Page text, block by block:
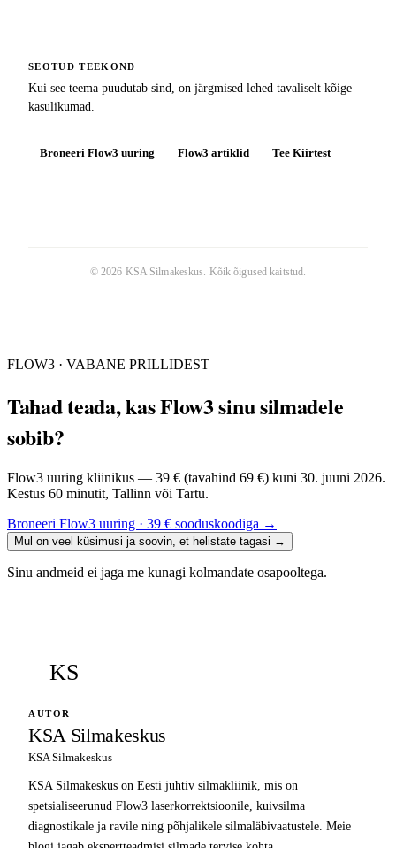
SEOTUD TEEKOND
Kui see teema puudutab sind, on järgmised lehed tavaliselt kõige
kasulikumad.
Broneeri Flow3 uuring Flow3 artiklid Tee Kiirtest
© 2026 KSA Silmakeskus. Kõik õigused kaitstud.
FLOW3 · VABANE PRILLIDEST
Tahad teada, kas Flow3 sinu silmadele
sobib?
Flow3 uuring kliinikus — 39 € (tavahind 69 €) kuni 30. juuni 2026.
Kestus 60 minutit, Tallinn või Tartu.
Broneeri Flow3 uuring · 39 € sooduskoodiga →
Mul on veel küsimusi ja soovin, et helistate tagasi →
Sinu andmeid ei jaga me kunagi kolmandate osapooltega.
KS
AUTOR
KSA Silmakeskus
KSA Silmakeskus
KSA Silmakeskus on Eesti juhtiv silmakliinik, mis on
spetsialiseerunud Flow3 laserkorrektsioonile, kuivsilma
diagnostikale ja ravile ning põhjalikele silmaläbivaatustele. Meie